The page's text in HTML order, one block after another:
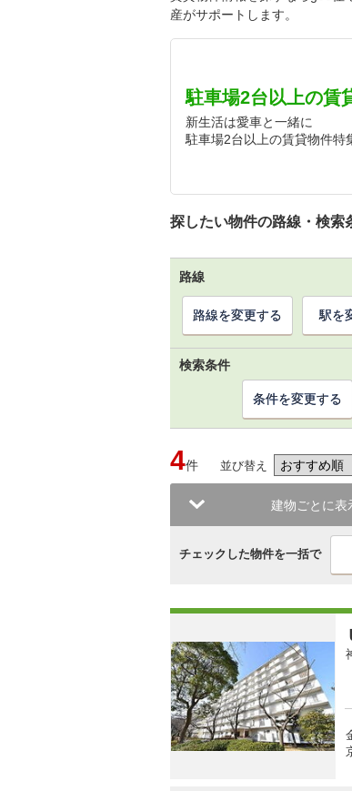
産がサポートします。
駐車場2台以上の賃
新生活は愛車と一緒に
駐車場2台以上の賃貸物件特
探したい物件の路線・検索
路線
路線を変更する 駅を
検索条件
条件を変更する
4件 並び替え
建物ごとに表
チェックした物件を一括で